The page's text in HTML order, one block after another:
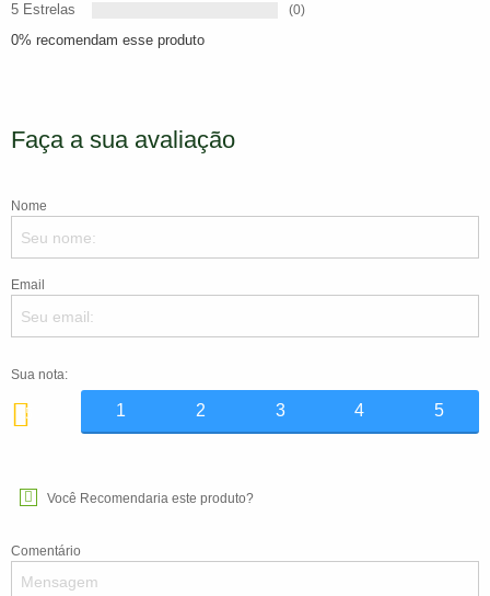
5 Estrelas (0)
0% recomendam esse produto
Faça a sua avaliação
Nome
Email
Sua nota:
5 5
4
3
2
1
Você Recomendaria este produto?
Comentário